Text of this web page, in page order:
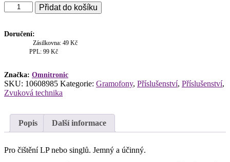
Kartáč
na
desky
Přidat do košíku
Doručení:
Zásilkovna: 49 Kč
PPL: 99 Kč
Značka: Omnitronic
SKU: 10608985 Kategorie: Gramofony, Příslušenství, Příslušenství,
Zvuková technika
Popis Další informace
Pro čištění LP nebo singlů. Jemný a účinný.